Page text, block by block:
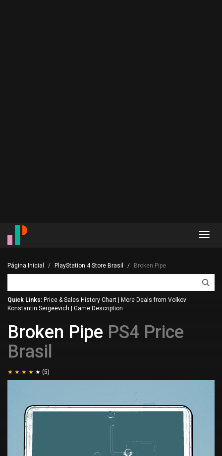
Página Inicial PlayStation 4 Store Brasil Broken Pipe
Quick Links: Price & Sales History Chart
More Deals from Volkov
Konstantin Sergeevich
Game Description
Broken Pipe PS4 Price
Brasil
(5)